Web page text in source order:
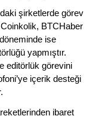
şirketlerde görev
BTCHaber
ise
yapmıştır.
editörlük görevini
içerik desteği
ibaret